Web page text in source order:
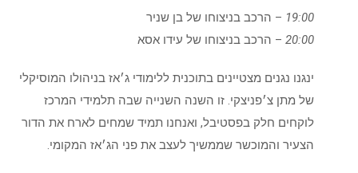
19:00 – הרכב בניצוחו של בן שניר
20:00 – הרכב בניצוחו של עידו אסא
ינגנו נגנים מצטיינים בתוכנית ללימודי ג׳אז בניהולו המוסיקלי
של מתן צ׳פניצקי. זו השנה השנייה שבה תלמידי המרכז
לוקחים חלק בפסטיבל, ואנחנו תמיד שמחים לארח את הדור
הצעיר והמוכשר שממשיך לעצב את פני הג׳אז המקומי.